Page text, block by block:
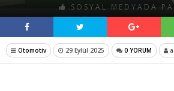
SOSYAL MEDYADA
Otomotiv 29 Eylül 2025 0 YORUM